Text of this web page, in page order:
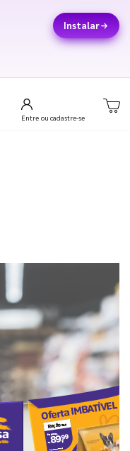
Instalar
Entre ou cadastre-se